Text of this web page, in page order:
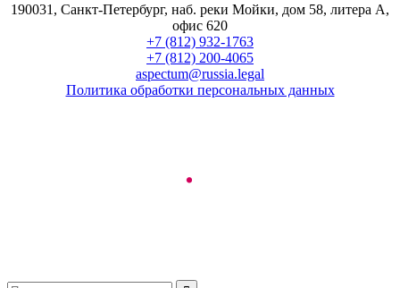
190031, Санкт-Петербург, наб. реки Мойки, дом 58, литера А,
офис 620
+7 (812) 932-1763
+7 (812) 200-4065
aspectum@russia.legal
Политика обработки персональных данных